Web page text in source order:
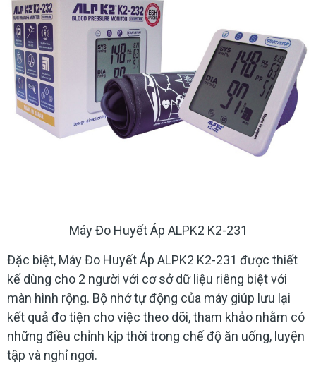
Máy Đo Huyết Áp ALPK2 K2-231
Đặc biệt, Máy Đo Huyết Áp ALPK2 K2-231 được thiết
kế dùng cho 2 người với cơ sở dữ liệu riêng biệt với
màn hình rộng. Bộ nhớ tự động của máy giúp lưu lại
kết quả đo tiện cho việc theo dõi, tham khảo nhằm có
những điều chỉnh kịp thời trong chế độ ăn uống, luyện
tập và nghỉ ngơi.